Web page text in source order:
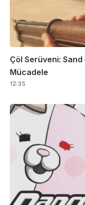
Çöl Serüveni:
Mücadele
12:35